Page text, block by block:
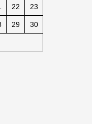
22 23
29 30